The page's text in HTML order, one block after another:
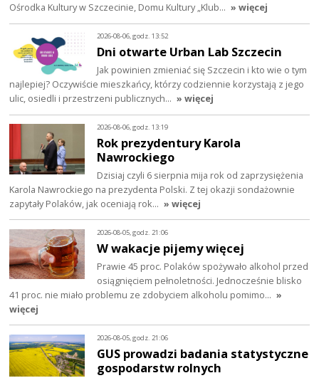
Ośrodka Kultury w Szczecinie, Domu Kultury „Klub… » więcej
2026-08-06, godz. 13:52
Dni otwarte Urban Lab Szczecin
Jak powinien zmieniać się Szczecin i kto wie o tym
najlepiej? Oczywiście mieszkańcy, którzy codziennie korzystają z jego
ulic, osiedli i przestrzeni publicznych… » więcej
2026-08-06, godz. 13:19
Rok prezydentury Karola
Nawrockiego
Dzisiaj czyli 6 sierpnia mija rok od zaprzysiężenia
Karola Nawrockiego na prezydenta Polski. Z tej okazji sondażownie
zapytały Polaków, jak oceniają rok… » więcej
2026-08-05, godz. 21:06
W wakacje pijemy więcej
Prawie 45 proc. Polaków spożywało alkohol przed
osiągnięciem pełnoletności. Jednocześnie blisko
41 proc. nie miało problemu ze zdobyciem alkoholu pomimo… »
więcej
2026-08-05, godz. 21:06
GUS prowadzi badania statystyczne
gospodarstw rolnych